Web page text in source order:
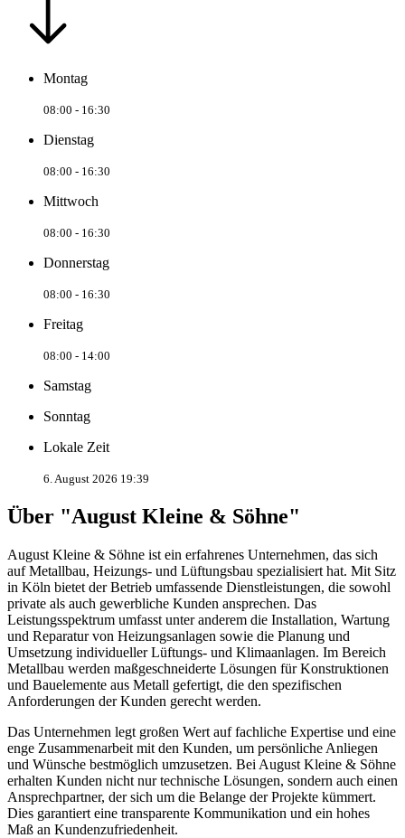
Montag
08:00 - 16:30
Dienstag
08:00 - 16:30
Mittwoch
08:00 - 16:30
Donnerstag
08:00 - 16:30
Freitag
08:00 - 14:00
Samstag
Sonntag
Lokale Zeit
6. August 2026 19:39
Über "August Kleine & Söhne"
August Kleine & Söhne ist ein erfahrenes Unternehmen, das sich
auf Metallbau, Heizungs- und Lüftungsbau spezialisiert hat. Mit Sitz
in Köln bietet der Betrieb umfassende Dienstleistungen, die sowohl
private als auch gewerbliche Kunden ansprechen. Das
Leistungsspektrum umfasst unter anderem die Installation, Wartung
und Reparatur von Heizungsanlagen sowie die Planung und
Umsetzung individueller Lüftungs- und Klimaanlagen. Im Bereich
Metallbau werden maßgeschneiderte Lösungen für Konstruktionen
und Bauelemente aus Metall gefertigt, die den spezifischen
Anforderungen der Kunden gerecht werden.
Das Unternehmen legt großen Wert auf fachliche Expertise und eine
enge Zusammenarbeit mit den Kunden, um persönliche Anliegen
und Wünsche bestmöglich umzusetzen. Bei August Kleine & Söhne
erhalten Kunden nicht nur technische Lösungen, sondern auch einen
Ansprechpartner, der sich um die Belange der Projekte kümmert.
Dies garantiert eine transparente Kommunikation und ein hohes
Maß an Kundenzufriedenheit.